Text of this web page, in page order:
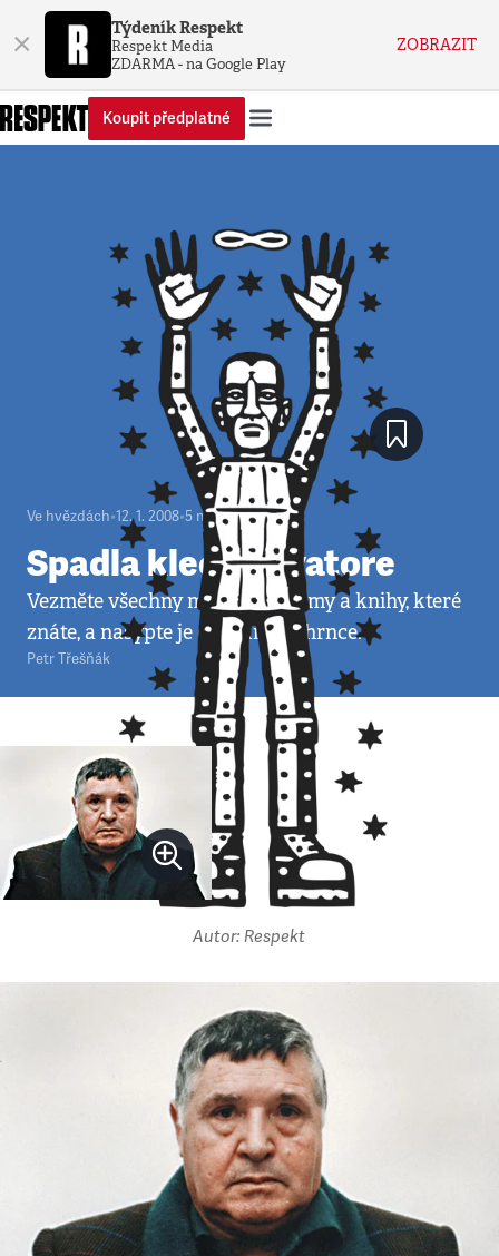
× Týdeník Respekt
Respekt Media
ZDARMA - na Google Play
ZOBRAZIT
Koupit předplatné
Ve hvězdách•12. 1. 2008•5 minut
Spadla klec, Salvatore
Vezměte všechny mafiánské filmy a knihy, které
znáte, a nasypte je do jednoho hrnce.
Petr Třešňák
Autor: Respekt